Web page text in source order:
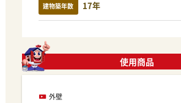
建物築年数 17年
使用商品
外壁